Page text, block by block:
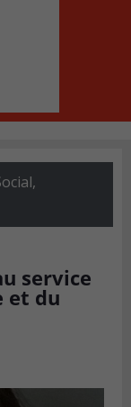
,
service
et du